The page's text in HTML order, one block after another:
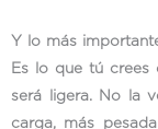
Y lo más
Es lo que tú crees
será ligera. No la
carga, más